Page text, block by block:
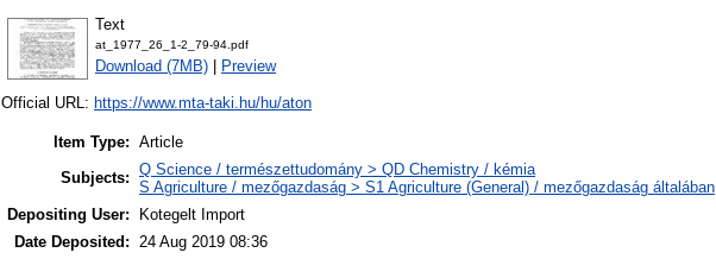
Text
at_1977_26_1-2_79-94.pdf
Download (7MB) Preview
Official URL: https://www.mta-taki.hu/hu/aton
Item Type: Article
Subjects: Q Science / természettudomány > QD Chemistry / kémia
S Agriculture / mezőgazdaság > S1 Agriculture (General) / mezőgazdaság általában
Depositing User:
Kotegelt Import
Date Deposited: 24 Aug 2019 08:36